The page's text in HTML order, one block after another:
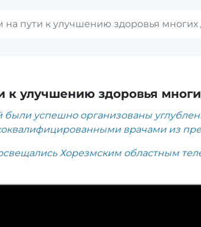
пути к улучшению здоровья многих
к улучшению здоровья
успешно организованы
врачами из
Хорезмским областным